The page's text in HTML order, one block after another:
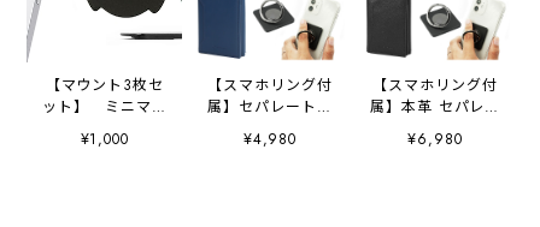
【マウント3枚セ
ット】 ミニマム
財布「and W」・
無段階スタンド
¥1,000
【スマホリング付
属】セパレート財
布「and W」
separate 財布 ス
¥4,980
【スマホリング付
属】本革 セパレー
ト財布「and W」
separate 財布 ス
¥6,980